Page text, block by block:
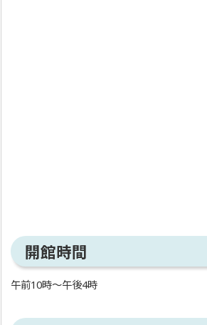
開館時間
午前10時～午後4時